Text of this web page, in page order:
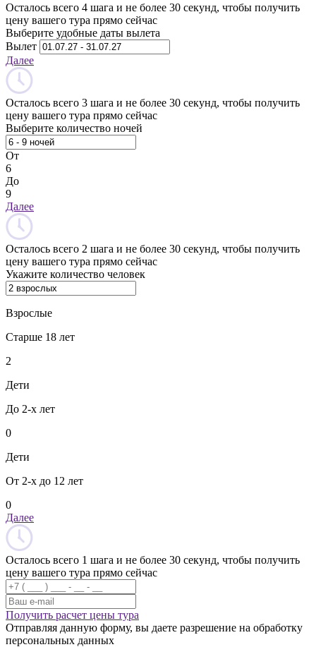
Осталось всего 4 шага и не более 30 секунд, чтобы получить
цену вашего тура прямо сейчас
Выберите удобные даты вылета
Вылет
Далее
Осталось всего 3 шага и не более 30 секунд, чтобы получить
цену вашего тура прямо сейчас
Выберите количество ночей
От
6
До
9
Далее
Осталось всего 2 шага и не более 30 секунд, чтобы получить
цену вашего тура прямо сейчас
Укажите количество человек
Взрослые
Старше 18 лет
2
Дети
До 2-х лет
0
Дети
От 2-х до 12 лет
0
Далее
Осталось всего 1 шага и не более 30 секунд, чтобы получить
цену вашего тура прямо сейчас
Получить расчет цены тура
Отправляя данную форму, вы даете разрешение на обработку
персональных данных